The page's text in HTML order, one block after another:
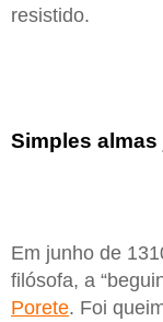
resistido.
Simples
Em junho de
filósofa, a
Porete. Foi